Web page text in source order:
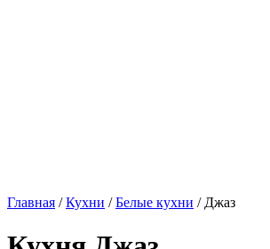
Главная /Кухни /Белые кухни / Джаз